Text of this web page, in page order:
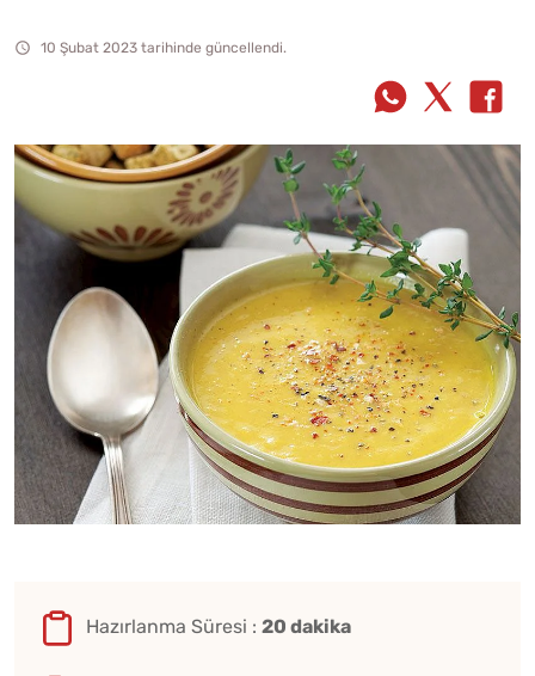
10 Şubat 2023 tarihinde güncellendi.
Hazırlanma Süresi : 20 dakika